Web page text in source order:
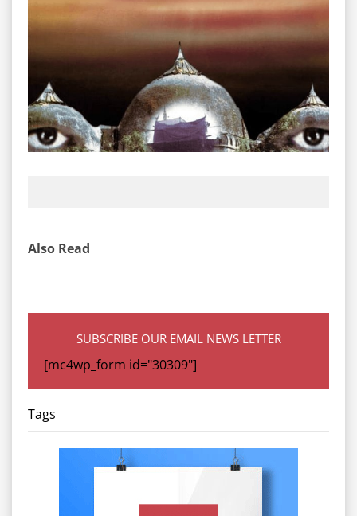
Also Read
SUBSCRIBE OUR EMAIL NEWS LETTER
[mc4wp_form id="30309"]
Tags